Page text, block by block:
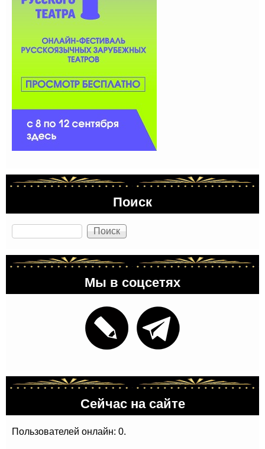
Поиск
Поиск
Мы в соцсетях
Сейчас на сайте
Пользователей онлайн: 0.